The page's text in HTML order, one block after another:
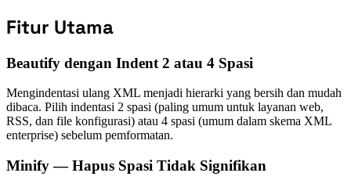
Fitur Utama
Beautify dengan Indent 2 atau 4 Spasi
Mengindentasi ulang XML menjadi hierarki yang bersih dan mudah
dibaca. Pilih indentasi 2 spasi (paling umum untuk layanan web,
RSS, dan file konfigurasi) atau 4 spasi (umum dalam skema XML
enterprise) sebelum pemformatan.
Minify — Hapus Spasi Tidak Signifikan